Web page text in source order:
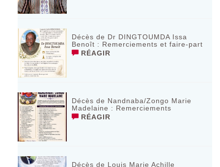
Décès de Dr DINGTOUMDA Issa
Benoît : Remerciements et faire-part
RÉAGIR
Décès de Nandnaba/Zongo Marie
Madelaine : Remerciements
RÉAGIR
Décès de Louis Marie Achille